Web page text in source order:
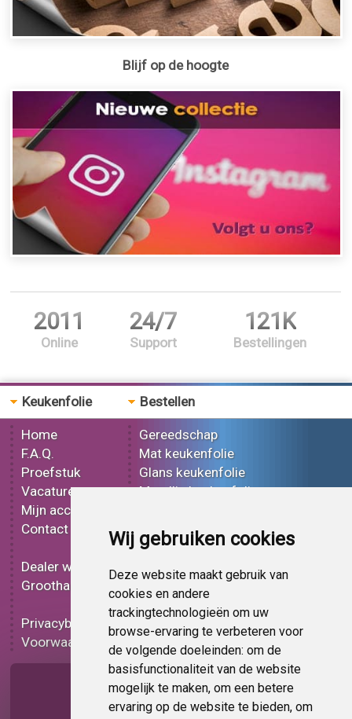
Wij gebruiken cookies
Deze website maakt gebruik van
cookies en andere
trackingtechnologieën om uw
browse-ervaring te verbeteren voor
de volgende doeleinden: om de
basisfunctionaliteit van de website
mogelijk te maken, om een betere
ervaring op de website te bieden, om
Blijf op de hoogte
2011
Online
24/7
Support
121K
Bestellingen
Keukenfolie
Home
F.A.Q.
Proefstuk
Vacatures
Mijn account
Contact
Dealer worden
Groothandel
Privacybeleid
Voorwaarden
Bestellen
Gereedschap
Mat keukenfolie
Glans keukenfolie
Metallic keukenfolie
Effect keukenfolie
Bedrukt keukenfolie
Carbon keukenfolie
Lampen folie
Functionele folie
Keukenfolie korting
Op bestelling
Pagina delen